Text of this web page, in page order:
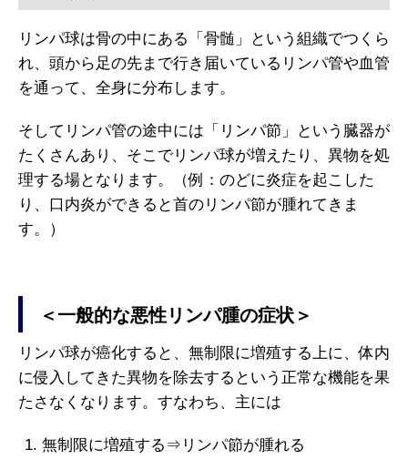
リンパ球は骨の中にある「骨髄」という組織でつくら
れ、頭から足の先まで行き届いているリンパ管や血管
を通って、全身に分布します。
そしてリンパ管の途中には「リンパ節」という臓器が
たくさんあり、そこでリンパ球が増えたり、異物を処
理する場となります。（例：のどに炎症を起こした
り、口内炎ができると首のリンパ節が腫れてきま
す。）
＜一般的な悪性リンパ腫の症状＞
リンパ球が癌化すると、無制限に増殖する上に、体内
に侵入してきた異物を除去するという正常な機能を果
たさなくなります。すなわち、主には
無制限に増殖する⇒リンパ節が腫れる